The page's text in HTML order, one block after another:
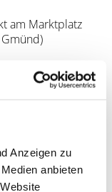
Anzeigen zu
anbieten
am Marktplatz